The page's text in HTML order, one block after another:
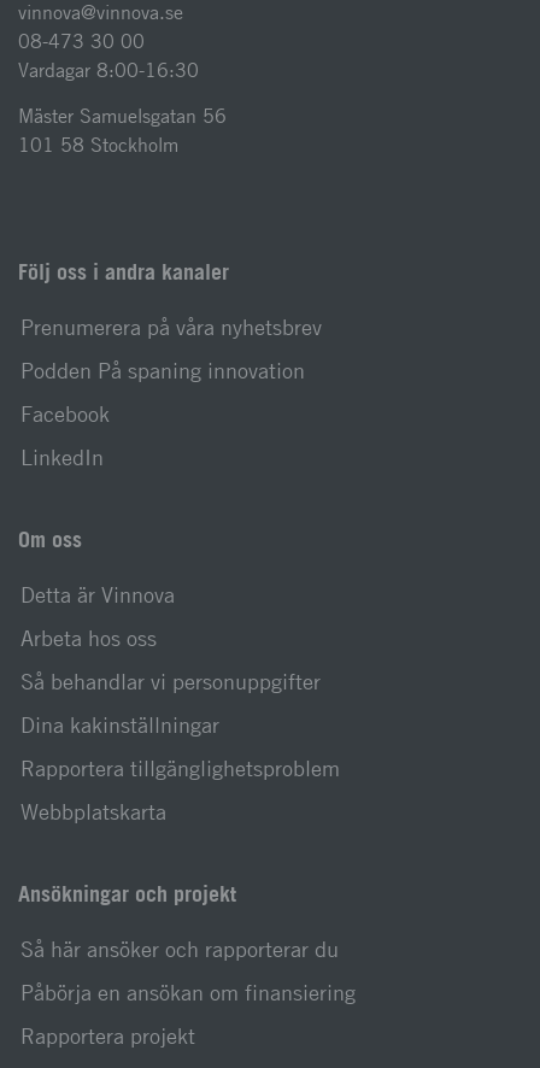
vinnova@vinnova.se
08-473 30 00
Vardagar 8:00-16:30
Mäster Samuelsgatan 56
101 58 Stockholm
Följ oss i andra kanaler
Prenumerera på våra nyhetsbrev
Podden På spaning innovation
Facebook
LinkedIn
Om oss
Detta är Vinnova
Arbeta hos oss
Så behandlar vi personuppgifter
Dina kakinställningar
Rapportera tillgänglighetsproblem
Webbplatskarta
Ansökningar och projekt
Så här ansöker och rapporterar du
Påbörja en ansökan om finansiering
Rapportera projekt